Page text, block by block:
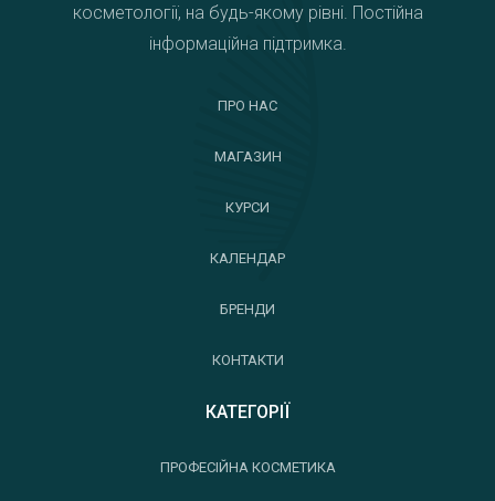
косметології, на будь-якому рівні. Постійна
інформаційна підтримка.
ПРО НАС
МАГАЗИН
КУРСИ
КАЛЕНДАР
БРЕНДИ
КОНТАКТИ
КАТЕГОРІЇ
ПРОФЕСІЙНА КОСМЕТИКА